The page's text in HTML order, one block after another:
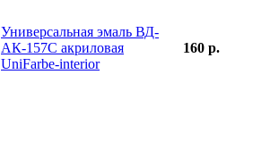
Универсальная эмаль ВД-
АК-157С акриловая
UniFarbe-interior
160 р.